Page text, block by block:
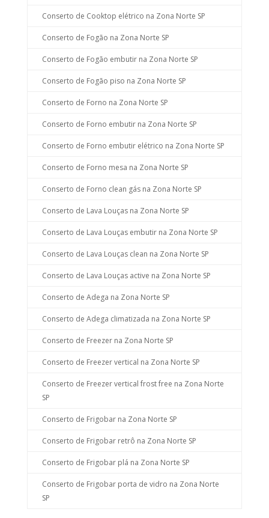
Conserto de Cooktop elétrico na Zona Norte SP
Conserto de Fogão na Zona Norte SP
Conserto de Fogão embutir na Zona Norte SP
Conserto de Fogão piso na Zona Norte SP
Conserto de Forno na Zona Norte SP
Conserto de Forno embutir na Zona Norte SP
Conserto de Forno embutir elétrico na Zona Norte SP
Conserto de Forno mesa na Zona Norte SP
Conserto de Forno clean gás na Zona Norte SP
Conserto de Lava Louças na Zona Norte SP
Conserto de Lava Louças embutir na Zona Norte SP
Conserto de Lava Louças clean na Zona Norte SP
Conserto de Lava Louças active na Zona Norte SP
Conserto de Adega na Zona Norte SP
Conserto de Adega climatizada na Zona Norte SP
Conserto de Freezer na Zona Norte SP
Conserto de Freezer vertical na Zona Norte SP
Conserto de Freezer vertical frost free na Zona Norte
SP
Conserto de Frigobar na Zona Norte SP
Conserto de Frigobar retrô na Zona Norte SP
Conserto de Frigobar plá na Zona Norte SP
Conserto de Frigobar porta de vidro na Zona Norte
SP